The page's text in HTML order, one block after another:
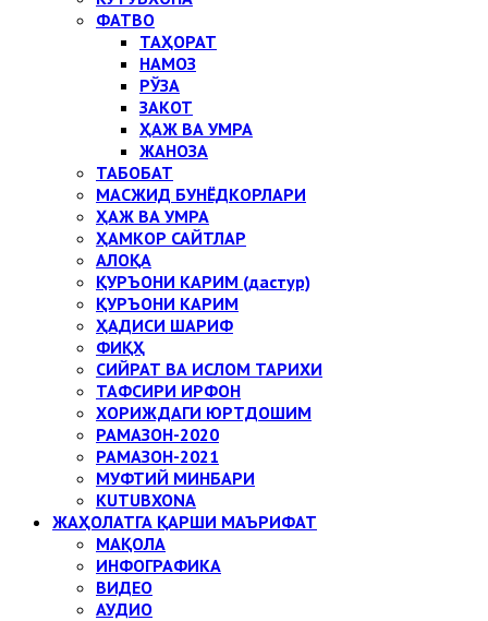
ФАТВО
ТАҲОРАТ
НАМОЗ
РЎЗА
ЗАКОТ
ҲАЖ ВА УМРА
ЖАНОЗА
ТАБОБАТ
МАСЖИД БУНЁДКОРЛАРИ
ҲАЖ ВА УМРА
ҲАМКОР САЙТЛАР
АЛОҚА
ҚУРЪОНИ КАРИМ (дастур)
ҚУРЪОНИ КАРИМ
ҲАДИСИ ШАРИФ
ФИҚҲ
СИЙРАТ ВА ИСЛОМ ТАРИХИ
ТАФСИРИ ИРФОН
ХОРИЖДАГИ ЮРТДОШИМ
РАМАЗОН-2020
РАМАЗОН-2021
МУФТИЙ МИНБАРИ
KUTUBXONA
ЖАҲОЛАТГА ҚАРШИ МАЪРИФАТ
МАҚОЛА
ИНФОГРАФИКА
ВИДЕО
АУДИО